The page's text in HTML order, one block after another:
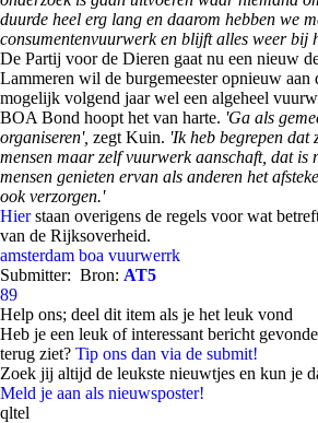
duurde heel erg lang en daarom hebben we
consumentenvuurwerk en blijft alles weer bij
De Partij voor de Dieren gaat nu een nieuw
Lammeren wil de burgemeester opnieuw aan
mogelijk volgend jaar wel een algeheel
BOA Bond hoopt het van harte. 'Ga als
organiseren', zegt Kuin. 'Ik heb begrepen dat
mensen maar zelf vuurwerk aanschaft, dat is
mensen genieten ervan als anderen het
ook verzorgen.'
Hierstaan overigens de regels voor wat
van de Rijksoverheid.
amsterdam boa vuurwerrk
Submitter: Bron: AT5
89
Help ons; deel dit item als je het leuk vond
Heb je een leuk of interessant bericht
terug ziet? Tip ons dan via de submit!
Zoek jij altijd de leukste nieuwtjes en kun je
Meld je aan als nieuwsposter!
qltel